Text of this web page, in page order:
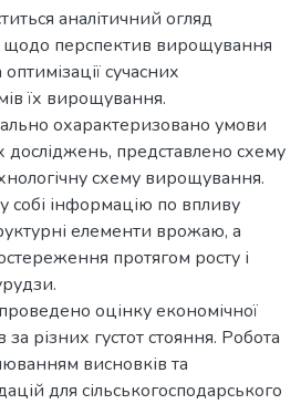
аналітичний огляд
щодо перспектив вирощування
сучасних
їх вирощування.
охарактеризовано умови
представлено схему
схему вирощування.
собі інформацію по впливу
елементи врожаю, а
протягом росту і
оцінку економічної
за різних густот стояння. Робота
висновків та
для сільськогосподарського